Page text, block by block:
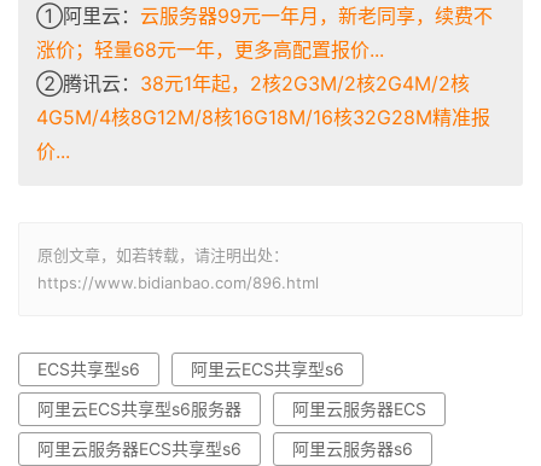
①阿里云： 云服务器99元一年月，新老同享，续费不
涨价；轻量68元一年，更多高配置报价...
②腾讯云： 38元1年起，2核2G3M/2核2G4M/2核
4G5M/4核8G12M/8核16G18M/16核32G28M精准报
价...
原创文章，如若转载，请注明出处：
https://www.bidianbao.com/896.html
ECS共享型s6
阿里云ECS共享型s6
阿里云ECS共享型s6服务器
阿里云服务器ECS
阿里云服务器ECS共享型s6
阿里云服务器s6